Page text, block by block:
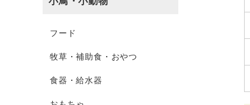
フード
牧草・補助食・おやつ
食器・給水器